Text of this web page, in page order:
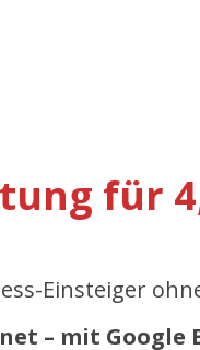
für
Einsteiger
– mit Google